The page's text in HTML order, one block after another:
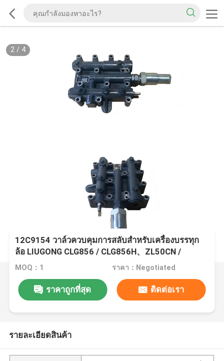
2/ 4
12C9154 วาล์วควบคุมการสลับสําหรับเครื่องบรรทุก
ล้อ LIUGONG CLG856 / CLG856H、ZL50CN /
CLG50CN、CLG835 / CLG835H、CLG862H
MOQ：1 ราคา：Negotiated
ราคาถูกที่สุด ติดต่อเรา
รายละเอียดสินค้า